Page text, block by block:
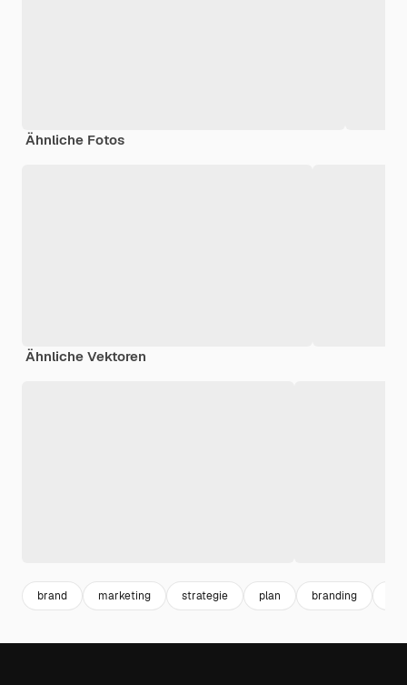
Ähnliche Fotos
Ähnliche Vektoren
brand marketing strategie plan branding